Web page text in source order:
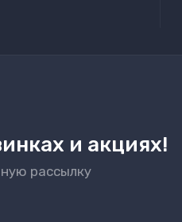
и акциях!
рассылку